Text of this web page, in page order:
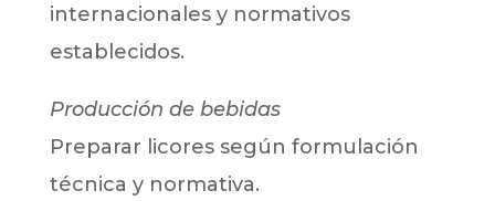
internacionales y normativos
establecidos.
Producción de bebidas
Preparar licores según formulación
técnica y normativa.